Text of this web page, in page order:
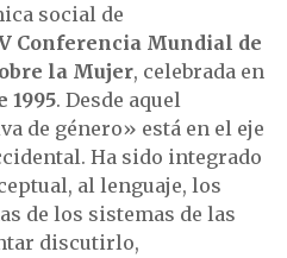
social de
Conferencia Mundial de
la Mujer, celebrada en
1995. Desde aquel
de género» está en el eje
Ha sido integrado
al lenguaje, los
de los sistemas de las
discutirlo,